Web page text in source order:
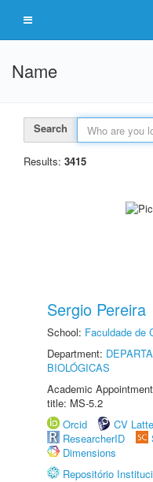
Name
Search
Results: 3415
Sergio Pereira
School: Faculdade de
Department:
BIOLÓGICAS
Academic
title: MS-5.2
Orcid
CV
ResearcherID
Dimensions
Repositório